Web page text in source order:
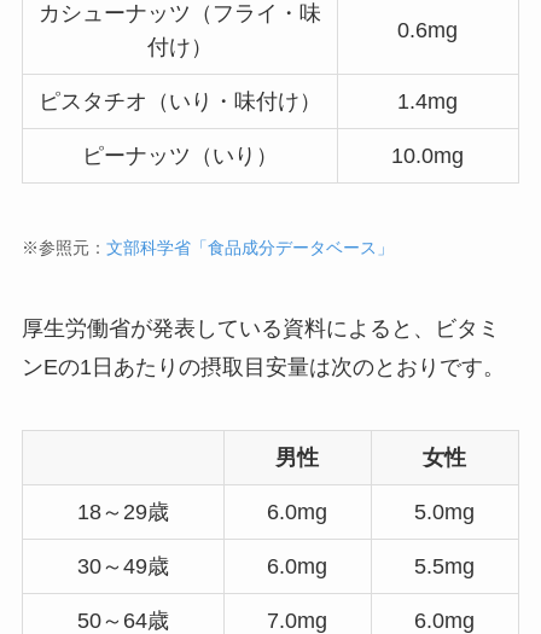
カシューナッツ（フライ・味
付け）
0.6mg
ピスタチオ（いり・味付け） 1.4mg
ピーナッツ（いり） 10.0mg
※参照元： 文部科学省「食品成分データベース」
厚生労働省が発表している資料によると、ビタミ
ンEの1日あたりの摂取目安量は次のとおりです。
男性 女性
18～29歳 6.0mg 5.0mg
30～49歳 6.0mg 5.5mg
50～64歳 7.0mg 6.0mg